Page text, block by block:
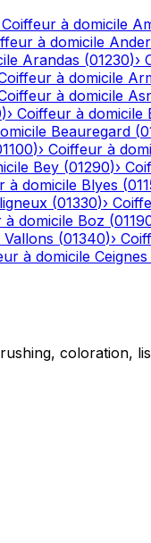
Coiffeur à domicile
à domicile
Arandas (01230)›
à domicile
à domicile
)› Coiffeur à domicile
Beauregard (
)› Coiffeur à
Bey (01290)›
à domicile Blyes (
(01330)›
à domicile Boz (
Vallons (01340)›
à domicile Ceignes
coloration,